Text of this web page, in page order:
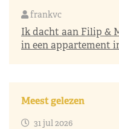
frankvc
Ik dacht aan Filip &
in een appartement
Meest gelezen
31 jul 2026